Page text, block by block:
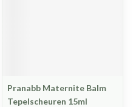
Pranabb Maternite Balm
Tepelscheuren 15ml